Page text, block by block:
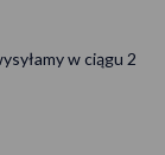
w ciągu 2